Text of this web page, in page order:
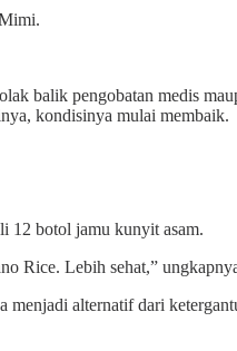
balik pengobatan medis
kondisinya mulai membaik.
12 botol jamu kunyit asam.
Rice. Lebih sehat,”
alternatif dari